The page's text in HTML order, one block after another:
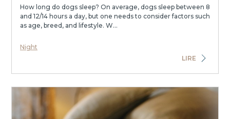
How long do dogs sleep? On average, dogs sleep between 8
and 12/14 hours a day, but one needs to consider factors such
as age, breed, and lifestyle. W...
Night
LIRE